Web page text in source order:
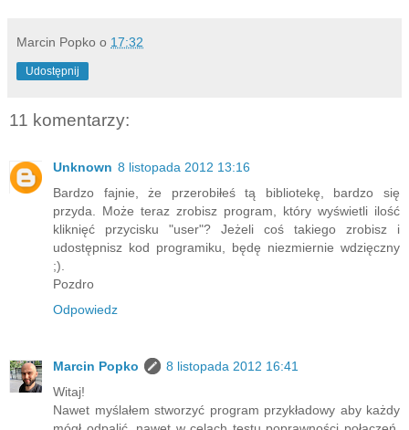
Marcin Popko o 17:32
Udostępnij
11 komentarzy:
Unknown 8 listopada 2012 13:16
Bardzo fajnie, że przerobiłeś tą bibliotekę, bardzo się
przyda. Może teraz zrobisz program, który wyświetli ilość
kliknięć przycisku "user"? Jeżeli coś takiego zrobisz i
udostępnisz kod programiku, będę niezmiernie wdzięczny
;).
Pozdro
Odpowiedz
Marcin Popko
8 listopada 2012 16:41
Witaj!
Nawet myślałem stworzyć program przykładowy aby każdy